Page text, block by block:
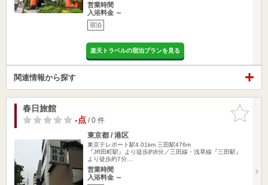
営業時間
入浴料金 ～
宿泊
楽天トラベルの宿泊プランを見る
関連情報から探す
お気に入
りに追加
春日旅館
-点/ 0 件
東京都 / 港区
東京テレポート駅4.01km 三田駅476m
『JR田町駅』より徒歩約8分／三田線・浅草線『三田駅』
より徒歩約7分…
営業時間
入浴料金 ～